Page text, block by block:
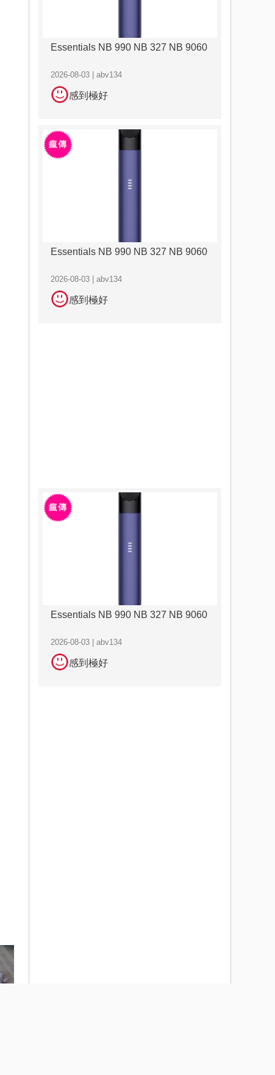
Essentials NB 990 NB 327 NB 9060
2026-08-03 | abv134
感到極好
Essentials NB 990 NB 327 NB 9060
2026-08-03 | abv134
感到極好
Essentials NB 990 NB 327 NB 9060
2026-08-03 | abv134
感到極好